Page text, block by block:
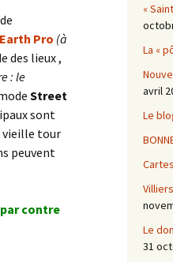
Pro (à
des lieux ,
: le
Street
sont
vieille tour
peuvent
contre
«
La «
avril
Le
Le
31